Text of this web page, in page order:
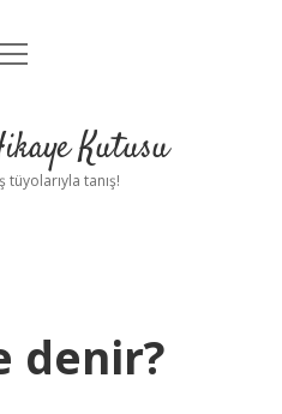
Uyarı
menüyü
Kutusu
tüyolarıyla tanış!
denir?